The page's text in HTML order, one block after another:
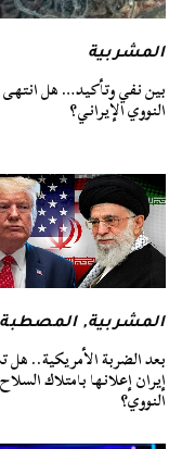
المشربية
بين نفي وتأكيد… هل
النووي الإيراني؟
المشربية,المصطبة
بعد الضربة الأمريكية.. هل
إيران إعلانها بامتلاك السلاح
النووي؟